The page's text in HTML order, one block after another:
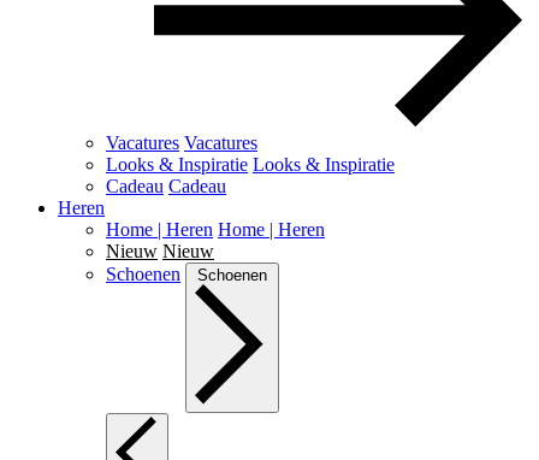
Vacatures Vacatures
Looks & Inspiratie Looks & Inspiratie
Cadeau Cadeau
Heren
Home | Heren Home | Heren
Nieuw Nieuw
Schoenen
Schoenen